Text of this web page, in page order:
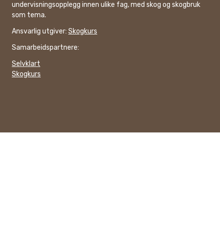
undervisningsopplegg innen ulike fag, med skog og skogbruk
som tema.
Ansvarlig utgiver: Skogkurs
Samarbeidspartnere:
Selvklart
Skogkurs